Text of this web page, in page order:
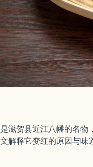
滋贺县近江八幡的名
解释它变红的原因与